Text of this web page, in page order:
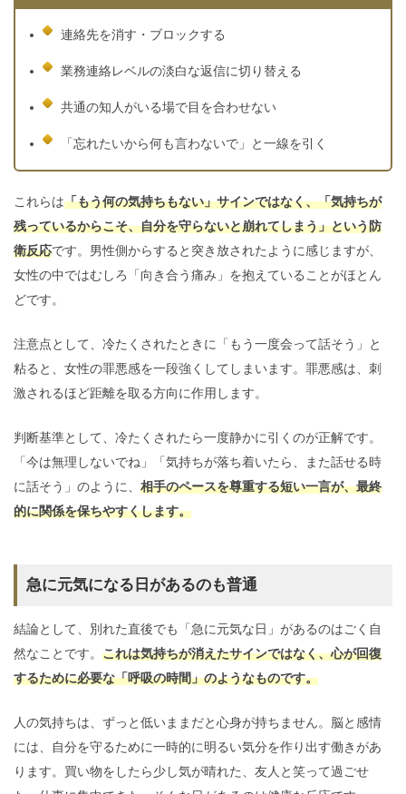
連絡先を消す・ブロックする
業務連絡レベルの淡白な返信に切り替える
共通の知人がいる場で目を合わせない
「忘れたいから何も言わないで」と一線を引く
これらは「もう何の気持ちもない」サインではなく、「気持ちが
残っているからこそ、自分を守らないと崩れてしまう」という防
衛反応です。男性側からすると突き放されたように感じますが、
女性の中ではむしろ「向き合う痛み」を抱えていることがほとん
どです。
注意点として、冷たくされたときに「もう一度会って話そう」と
粘ると、女性の罪悪感を一段強くしてしまいます。罪悪感は、刺
激されるほど距離を取る方向に作用します。
判断基準として、冷たくされたら一度静かに引くのが正解です。
「今は無理しないでね」「気持ちが落ち着いたら、また話せる時
に話そう」のように、 相手のペースを尊重する短い一言が、最終
的に関係を保ちやすくします。
急に元気になる日があるのも普通
結論として、別れた直後でも「急に元気な日」があるのはごく自
然なことです。 これは気持ちが消えたサインではなく、心が回復
するために必要な「呼吸の時間」のようなものです。
人の気持ちは、ずっと低いままだと心身が持ちません。脳と感情
には、自分を守るために一時的に明るい気分を作り出す働きがあ
ります。買い物をしたら少し気が晴れた、友人と笑って過ごせ